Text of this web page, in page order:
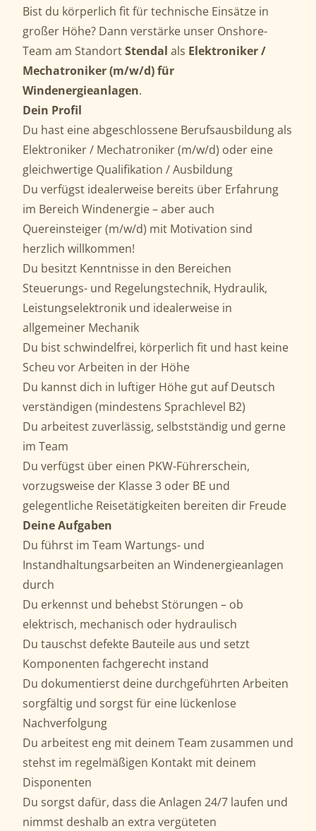
Bist du körperlich fit für technische Einsätze in
großer Höhe? Dann verstärke unser Onshore-
Team am StandortStendal als Elektroniker /
Mechatroniker (m/w/d) für
Windenergieanlagen.
Dein Profil
Du hast eine abgeschlossene Berufsausbildung als
Elektroniker / Mechatroniker (m/w/d) oder eine
gleichwertige Qualifikation / Ausbildung
Du verfügst idealerweise bereits über Erfahrung
im Bereich Windenergie – aber auch
Quereinsteiger (m/w/d) mit Motivation sind
herzlich willkommen!
Du besitzt Kenntnisse in den Bereichen
Steuerungs- und Regelungstechnik, Hydraulik,
Leistungselektronik und idealerweise in
allgemeiner Mechanik
Du bist schwindelfrei, körperlich fit und hast keine
Scheu vor Arbeiten in der Höhe
Du kannst dich in luftiger Höhe gut auf Deutsch
verständigen (mindestens Sprachlevel B2)
Du arbeitest zuverlässig, selbstständig und gerne
im Team
Du verfügst über einen PKW-Führerschein,
vorzugsweise der Klasse 3 oder BE und
gelegentliche Reisetätigkeiten bereiten dir Freude
Deine Aufgaben
Du führst im Team Wartungs- und
Instandhaltungsarbeiten an Windenergieanlagen
durch
Du erkennst und behebst Störungen – ob
elektrisch, mechanisch oder hydraulisch
Du tauschst defekte Bauteile aus und setzt
Komponenten fachgerecht instand
Du dokumentierst deine durchgeführten Arbeiten
sorgfältig und sorgst für eine lückenlose
Nachverfolgung
Du arbeitest eng mit deinem Team zusammen und
stehst im regelmäßigen Kontakt mit deinem
Disponenten
Du sorgst dafür, dass die Anlagen 24/7 laufen und
nimmst deshalb an extra vergüteten